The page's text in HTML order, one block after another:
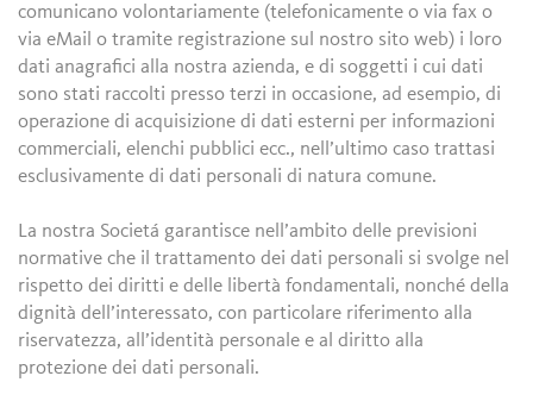
comunicano volontariamente (telefonicamente o via fax o
via eMail o tramite registrazione sul nostro sito web) i loro
dati anagrafici alla nostra azienda, e di soggetti i cui dati
sono stati raccolti presso terzi in occasione, ad esempio, di
operazione di acquisizione di dati esterni per informazioni
commerciali, elenchi pubblici ecc., nell’ultimo caso trattasi
esclusivamente di dati personali di natura comune.
La nostra Societá garantisce nell’ambito delle previsioni
normative che il trattamento dei dati personali si svolge nel
rispetto dei diritti e delle libertà fondamentali, nonché della
dignità dell’interessato, con particolare riferimento alla
riservatezza, all’identità personale e al diritto alla
protezione dei dati personali.